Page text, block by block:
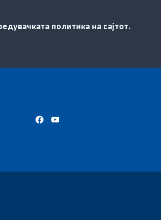
политика на сајтот.